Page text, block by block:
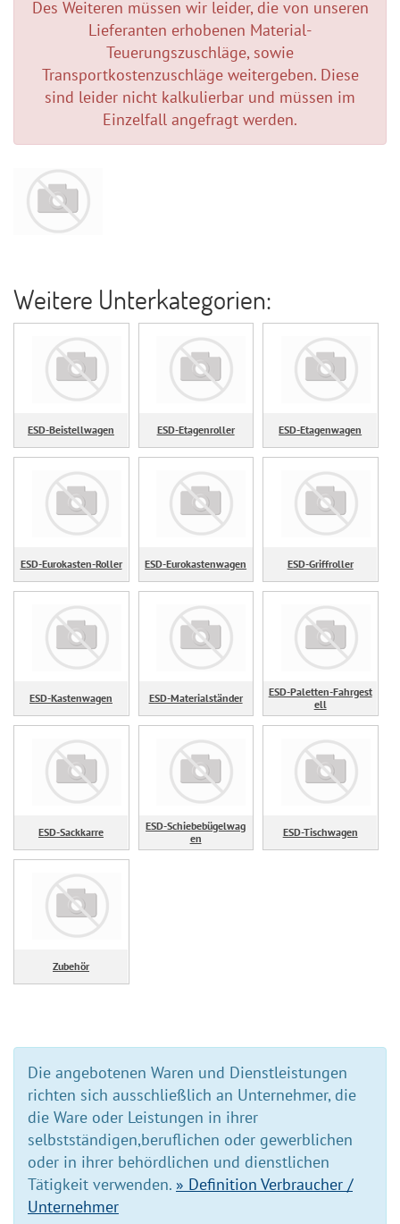
Des Weiteren müssen wir leider, die von unseren
Lieferanten erhobenen Material-
Teuerungszuschläge, sowie
Transportkostenzuschläge weitergeben. Diese
sind leider nicht kalkulierbar und müssen im
Einzelfall angefragt werden.
Weitere Unterkategorien:
ESD-Beistellwagen ESD-Etagenroller ESD-Etagenwagen
ESD-Eurokasten-Roller ESD-Eurokastenwagen ESD-Griffroller
ESD-Kastenwagen ESD-Materialständer
ESD-Paletten-Fahrgest
ell
ESD-Sackkarre
ESD-Schiebebügelwag
en
ESD-Tischwagen
Zubehör
Die angebotenen Waren und Dienstleistungen
richten sich ausschließlich an Unternehmer, die
die Ware oder Leistungen in ihrer
selbstständigen,beruflichen oder gewerblichen
oder in ihrer behördlichen und dienstlichen
Tätigkeit verwenden. » Definition Verbraucher /
Unternehmer